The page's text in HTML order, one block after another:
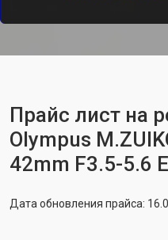
Прайс лист на
Olympus
42mm F3.5-5.6
Дата обновления прайса: